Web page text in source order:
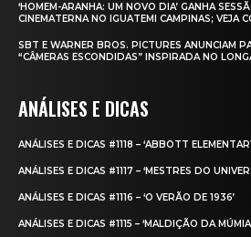
‘HOMEM-ARANHA: UM NOVO DIA’ GANHA
CINEMATERNA NO IGUATEMI CAMPINAS; VEJA
SBT E WARNER BROS. PICTURES ANUNCIAM
“CÂMERAS ESCONDIDAS” INSPIRADA NO
ANÁLISES E DICAS
ANÁLISES E DICAS #1118 – ‘ABBOTT
ANÁLISES E DICAS #1117 – ‘MESTRES DO
ANÁLISES E DICAS #1116 – ‘O VERÃO DE 1936’
ANÁLISES E DICAS #1115 – ‘MALDIÇÃO DA